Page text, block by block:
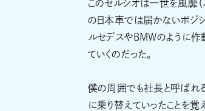
このセルシオは一世を風靡（
の日本車では届かないポジシ
ルセデスやBMWのように作
ていくのだった。
僕の周囲でも社長と呼ばれ
に乗り替えていったことを覚